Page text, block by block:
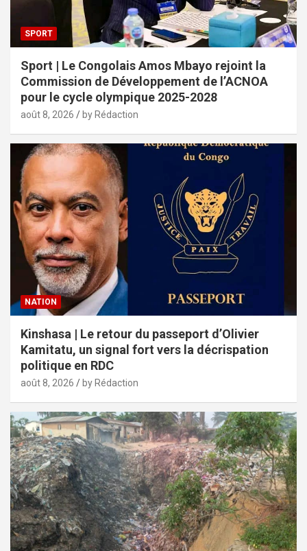
SPORT
Sport | Le Congolais Amos Mbayo rejoint la
Commission de Développement de l’ACNOA
pour le cycle olympique 2025-2028
août 8, 2026 by Rédaction
NATION
Kinshasa | Le retour du passeport d’Olivier
Kamitatu, un signal fort vers la décrispation
politique en RDC
août 8, 2026 by Rédaction